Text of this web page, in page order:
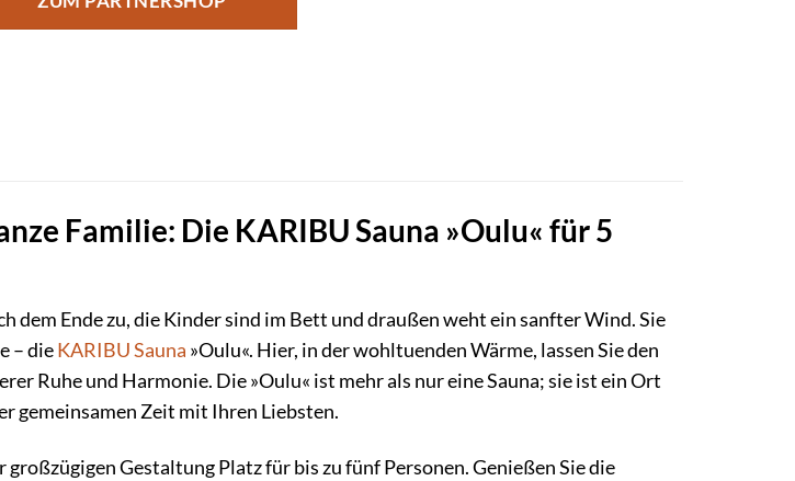
Familie: Die KARIBU Sauna »Oulu« für 5
dem Ende zu, die Kinder sind im Bett und draußen weht ein sanfter Wind. Sie
– dieKARIBUSauna »Oulu«. Hier, in der wohltuenden Wärme, lassen Sie den
Ruhe und Harmonie. Die »Oulu« ist mehr als nur eine Sauna; sie ist ein Ort
gemeinsamen Zeit mit Ihren Liebsten.
Gestaltung Platz für bis zu fünf Personen. Genießen Sie die